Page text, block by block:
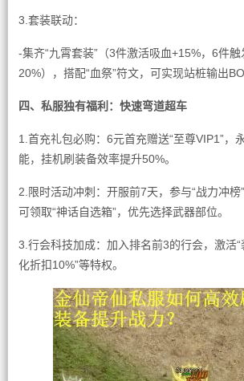
3.套装联动：
-集齐“九霄套装”（3件激活吸血+15%，6件
20%），搭配“血祭”符文，可实现站桩输出
四、私服独有福利：快速弯道超车
1.首充礼包必购：6元首充赠送“至尊VIP1”，
能，挂机刷装备效率提升50%。
2.限时活动冲刺：开服前7天，参与“战力冲榜
可领取“神话自选箱”，优先选择武器部位。
3.行会科技加成：加入排名前3的行会，激活“
化折扣10%”等特权。